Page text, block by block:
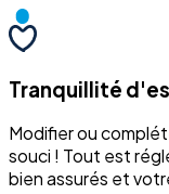
Tranquillité
Modifier ou
souci ! Tout est
bien assurés et